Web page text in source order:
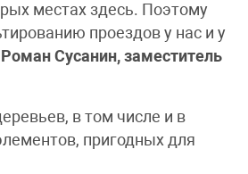
местах здесь. Поэтому
проездов у нас и у
Сусанин, заместитель
в том числе и в
пригодных для